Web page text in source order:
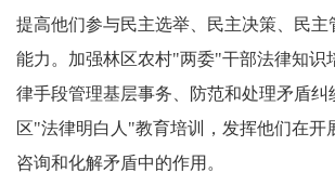
提高他们参与民主选举、民主决策、民主
能力。加强林区农村"两委"干部法律知识
律手段管理基层事务、防范和处理矛盾纠
区"法律明白人"教育培训，发挥他们在开
咨询和化解矛盾中的作用。